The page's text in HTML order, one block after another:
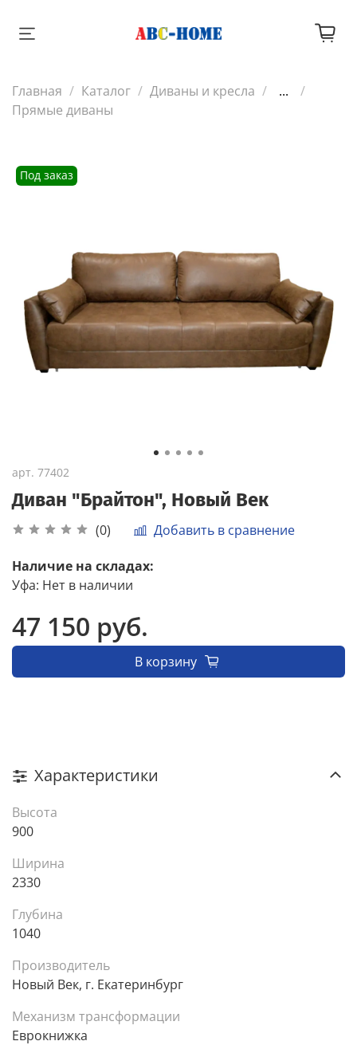
Главная Каталог Диваны и кресла
...
Прямые диваны
Под заказ
арт. 77402
Диван "Брайтон", Новый Век
(0) Добавить в сравнение
Наличие на складах:
Уфа: Нет в наличии
47 150 руб.
В корзину
Характеристики
Высота
900
Ширина
2330
Глубина
1040
Производитель
Новый Век, г. Екатеринбург
Механизм трансформации
Еврокнижка